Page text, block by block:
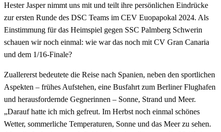
Hester Jasper nimmt uns mit und teilt ihre persönlichen Eindrücke
zur ersten Runde des DSC Teams im CEV Euopapokal 2024. Als
Einstimmung für das Heimspiel gegen SSC Palmberg Schwerin
schauen wir noch einmal: wie war das noch mit CV Gran Canaria
und dem 1/16-Finale?
Zuallererst bedeutete die Reise nach Spanien, neben den sportlichen
Aspekten – frühes Aufstehen, eine Busfahrt zum Berliner Flughafen
und herausfordernde Gegnerinnen – Sonne, Strand und Meer.
„Darauf hatte ich mich gefreut. Im Herbst noch einmal schönes
Wetter, sommerliche Temperaturen, Sonne und das Meer zu sehen.